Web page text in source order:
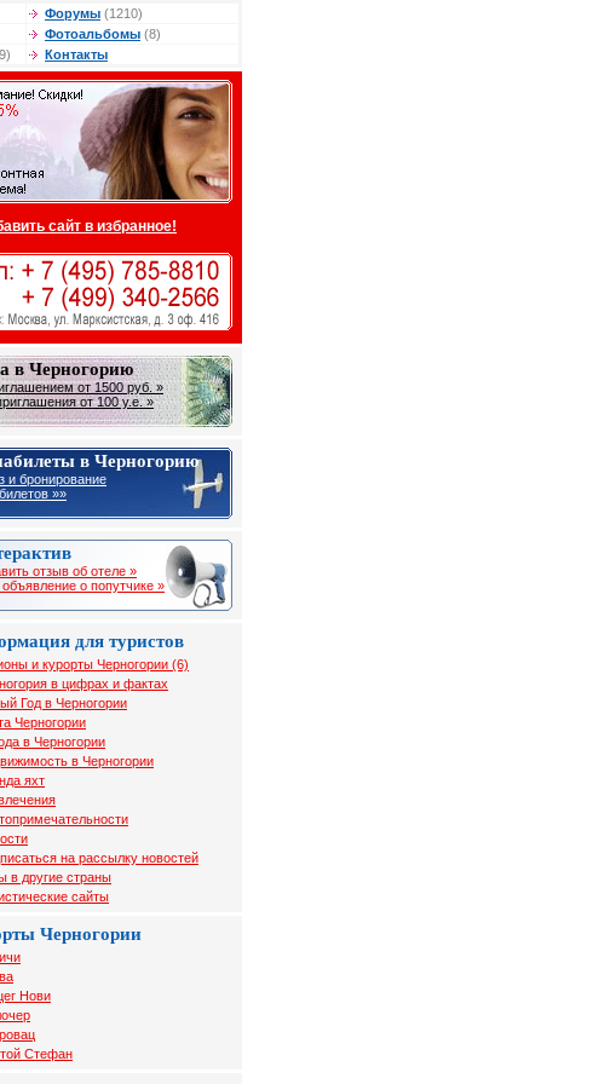
Форумы (1210)
Фотоальбомы (8)
Контакты
сайт в избранное!
в Черногорию
от 1500 руб. »
от 100 у.е. »
в Черногорию
и бронирование
»»
отзыв об отеле »
объявление о попутчике »
для туристов
и курорты Черногории (6)
в цифрах и фактах
Год в Черногории
Черногории
в Черногории
в Черногории
яхт
на рассылку новостей
в другие страны
сайты
Черногории
Нови
Стефан